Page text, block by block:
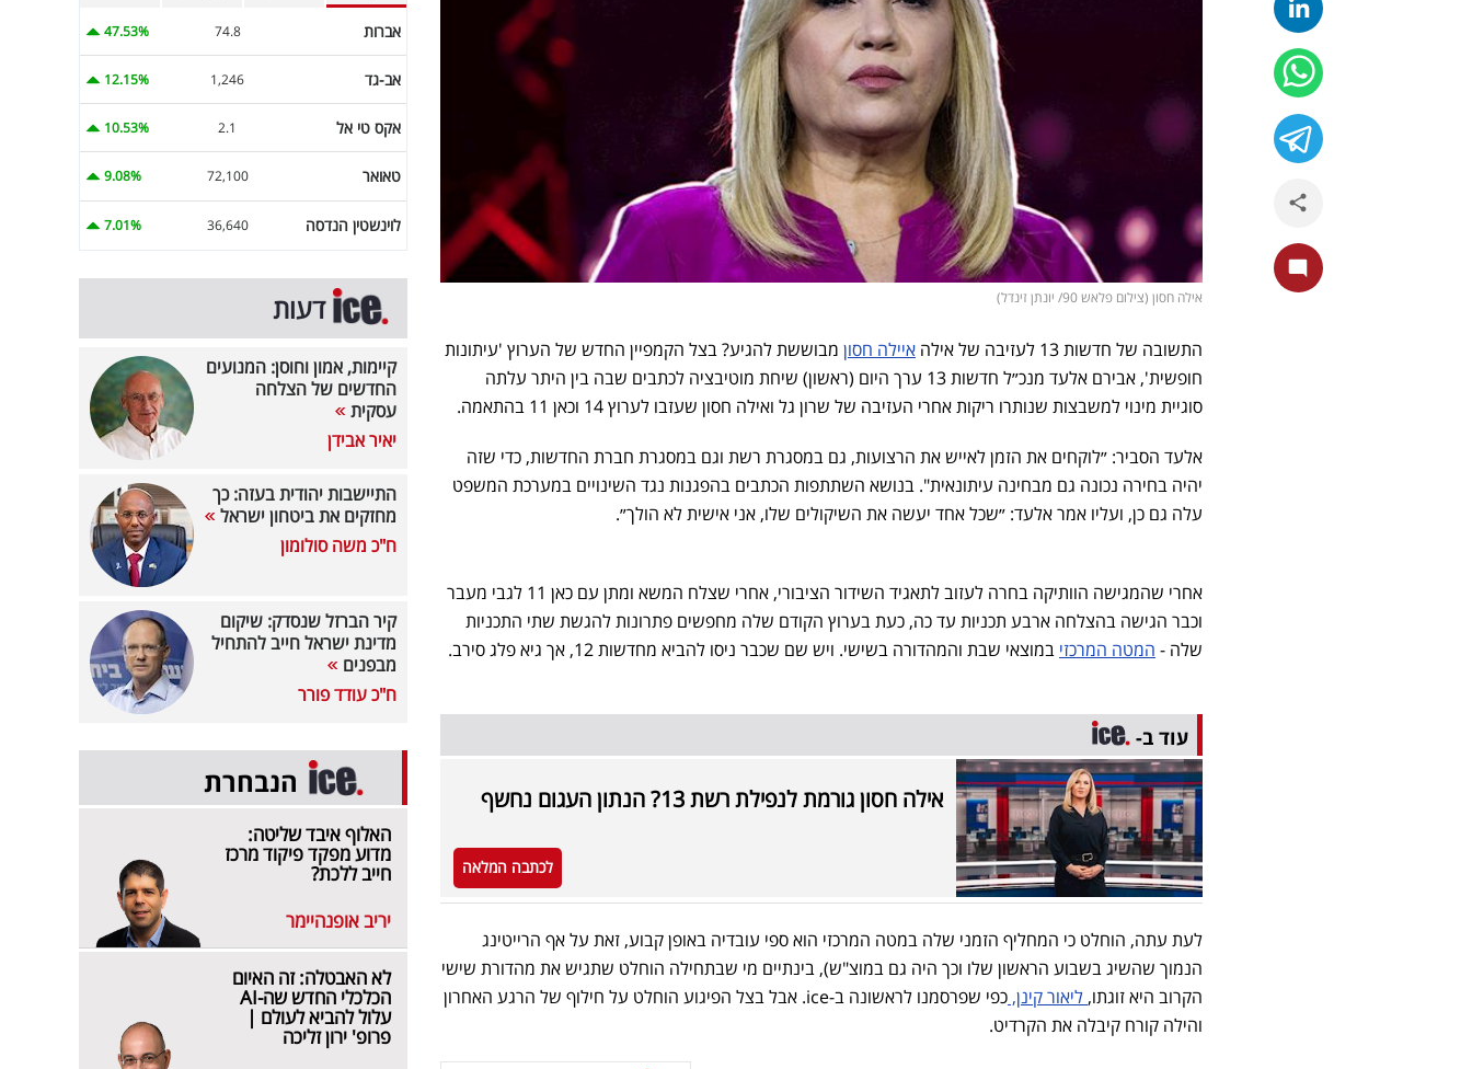
אילה חסון (צילום פלאש 90/ יונתן זינדל)
התשובה של חדשות 13 לעזיבה של אילה איילה חסון מבוששת להגיע? בצל הקמפיין החדש של הערוץ 'עיתונות
חופשית', אבירם אלעד מנכ״ל חדשות 13 ערך היום (ראשון) שיחת מוטיבציה לכתבים שבה בין היתר עלתה
סוגיית מינוי למשבצות שנותרו ריקות אחרי העזיבה של שרון גל ואילה חסון שעזבו לערוץ 14 וכאן 11 בהתאמה.
אלעד הסביר: ״לוקחים את הזמן לאייש את הרצועות, גם במסגרת רשת וגם במסגרת חברת החדשות, כדי שזה
יהיה בחירה נכונה גם מבחינה עיתונאית". בנושא השתתפות הכתבים בהפגנות נגד השינויים במערכת המשפט
עלה גם כן, ועליו אמר אלעד: ״שכל אחד יעשה את השיקולים שלו, אני אישית לא הולך״.
אחרי שהמגישה הוותיקה בחרה לעזוב לתאגיד השידור הציבורי, אחרי שצלח המשא ומתן עם כאן 11 לגבי מעבר
וכבר הגישה בהצלחה ארבע תכניות עד כה, כעת בערוץ הקודם שלה מחפשים פתרונות להגשת שתי התכניות
שלה - המטה המרכזי במוצאי שבת והמהדורה בשישי. ויש שם שכבר ניסו להביא מחדשות 12, אך גיא פלג סירב.
עוד ב-
אילה חסון גורמת לנפילת רשת 13? הנתון העגום נחשף
לכתבה המלאה
לעת עתה, הוחלט כי המחליף הזמני שלה במטה המרכזי הוא ספי עובדיה באופן קבוע, זאת על אף הרייטינג
הנמוך שהשיג בשבוע הראשון שלו וכך היה גם במוצ"ש), בינתיים מי שבתחילה הוחלט שתגיש את מהדורת שישי
הקרוב היא זוגתו, ליאור קינן,
כפי שפרסמנו לראשונה ב-ice. אבל בצל הפיגוע הוחלט על חילוף של הרגע האחרון
והילה קורח קיבלה את הקרדיט.
אברות 74.8
47.53%
אב-גד 1,246
12.15%
אקס טי אל 2.1
10.53%
טאואר 72,100
9.08%
לוינשטין הנדסה 36,640
7.01%
דעות
קיימות, אמון וחוסן: המנועים
החדשים של הצלחה
עסקית
יאיר אבידן
התיישבות יהודית בעזה: כך
מחזקים את ביטחון ישראל
ח"כ משה סולומון
קיר הברזל שנסדק: שיקום
מדינת ישראל חייב להתחיל
מבפנים
ח"כ עודד פורר
הנבחרת
האלוף איבד שליטה:
מדוע מפקד פיקוד מרכז
חייב ללכת?
יריב אופנהיימר
לא האבטלה: זה האיום
הכלכלי החדש שה-AI
עלול להביא לעולם |
פרופ' ירון זליכה